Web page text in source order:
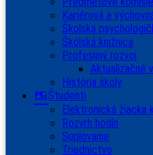
Kariérová a
Školská
Školská knižnica
Profesijný rozvoj
Aktualizačné
História školy
Študenti
Elektronická žiacka
Rozvrh hodín
Suplovanie
Triednictvo